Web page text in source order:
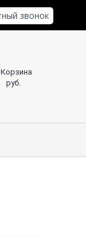
звонок
Корзина
руб.